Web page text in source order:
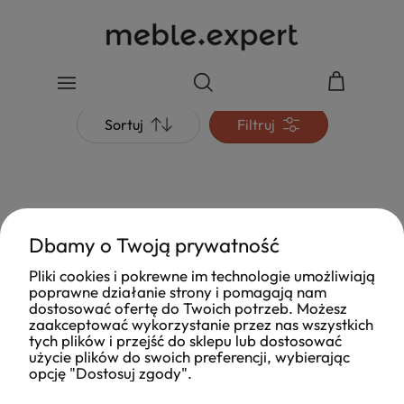
Sortuj Filtruj
Dbamy o Twoją prywatność
Pliki cookies i pokrewne im technologie umożliwiają
poprawne działanie strony i pomagają nam
dostosować ofertę do Twoich potrzeb. Możesz
zaakceptować wykorzystanie przez nas wszystkich
tych plików i przejść do sklepu lub dostosować
użycie plików do swoich preferencji, wybierając
opcję "Dostosuj zgody".